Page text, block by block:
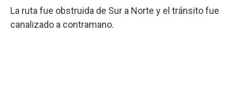
La ruta fue obstruida de Sur a Norte y el tránsito fue
canalizado a contramano.